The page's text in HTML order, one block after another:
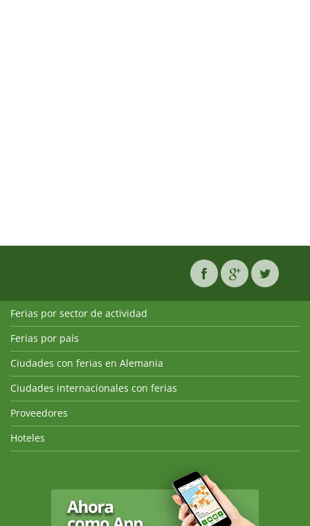
Ferias por sector de actividad
Ferias por país
Ciudades con ferias en Alemania
Ciudades internacionales con ferias
Proveedores
Hoteles